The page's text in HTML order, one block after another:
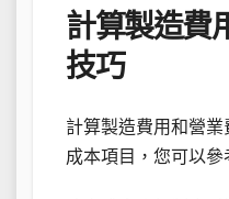
計算製造費
技巧
計算製造費用和營
成本項目，您可以參